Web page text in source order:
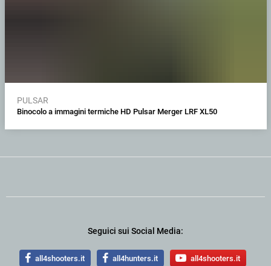
PULSAR
Binocolo a immagini termiche HD Pulsar Merger LRF XL50
Seguici sui Social Media:
all4shooters.it all4hunters.it all4shooters.it